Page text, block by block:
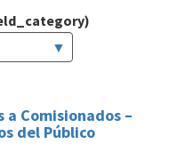
a Comisionados –
del Público